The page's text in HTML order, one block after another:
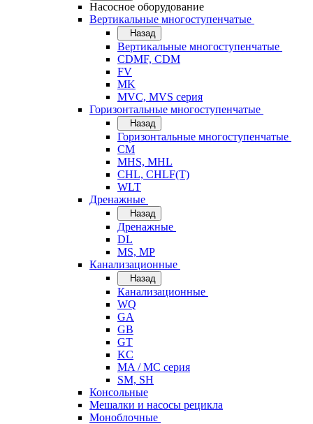
Насосное оборудование
Вертикальные многоступенчатые
Назад
Вертикальные многоступенчатые
CDMF, CDM
FV
MK
MVC, MVS серия
Горизонтальные многоступенчатые
Назад
Горизонтальные многоступенчатые
CM
MHS, MHL
CHL, CHLF(T)
WLT
Дренажные
Назад
Дренажные
DL
MS, MP
Канализационные
Назад
Канализационные
WQ
GA
GB
GT
KC
MA / MC серия
SM, SH
Консольные
Мешалки и насосы рецикла
Моноблочные